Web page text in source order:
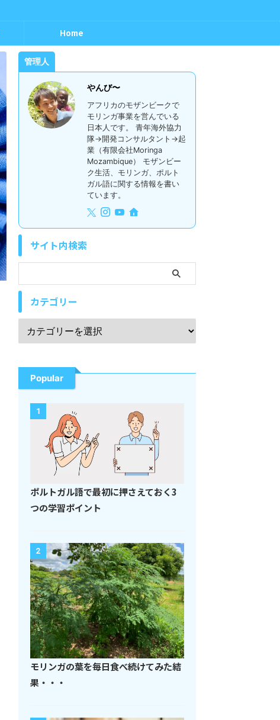
Home
管理人
やんび〜
アフリカのモザンビークで
モリンガ事業を営んでいる
日本人です。 青年海外協力
隊→開発コンサルタント→起
業（有限会社Moringa
Mozambique） モザンビー
ク生活、モリンガ、ポルト
ガル語に関する情報を書い
ています。
サイト内検索
カテゴリー
Popular
1
ポルトガル語で最初に押さえておく3
つの学習ポイント
2
モリンガの葉を毎日食べ続けてみた結
果・・・